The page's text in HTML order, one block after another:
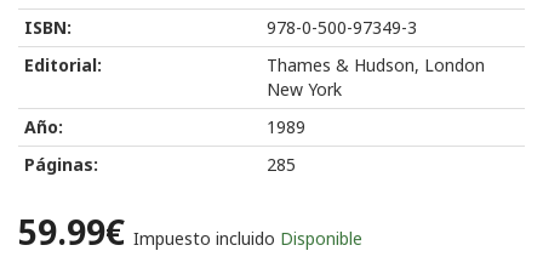
ISBN:
978-0-500-97349-3
Editorial:
Thames & Hudson, London
New York
Año:
1989
Páginas:
285
59.99€ Impuesto incluido Disponible